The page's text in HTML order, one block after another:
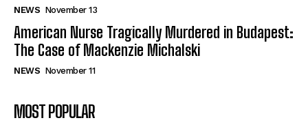
NEWS November 13
American Nurse Tragically Murdered in Budapest:
The Case of Mackenzie Michalski
NEWS November 11
MOST POPULAR